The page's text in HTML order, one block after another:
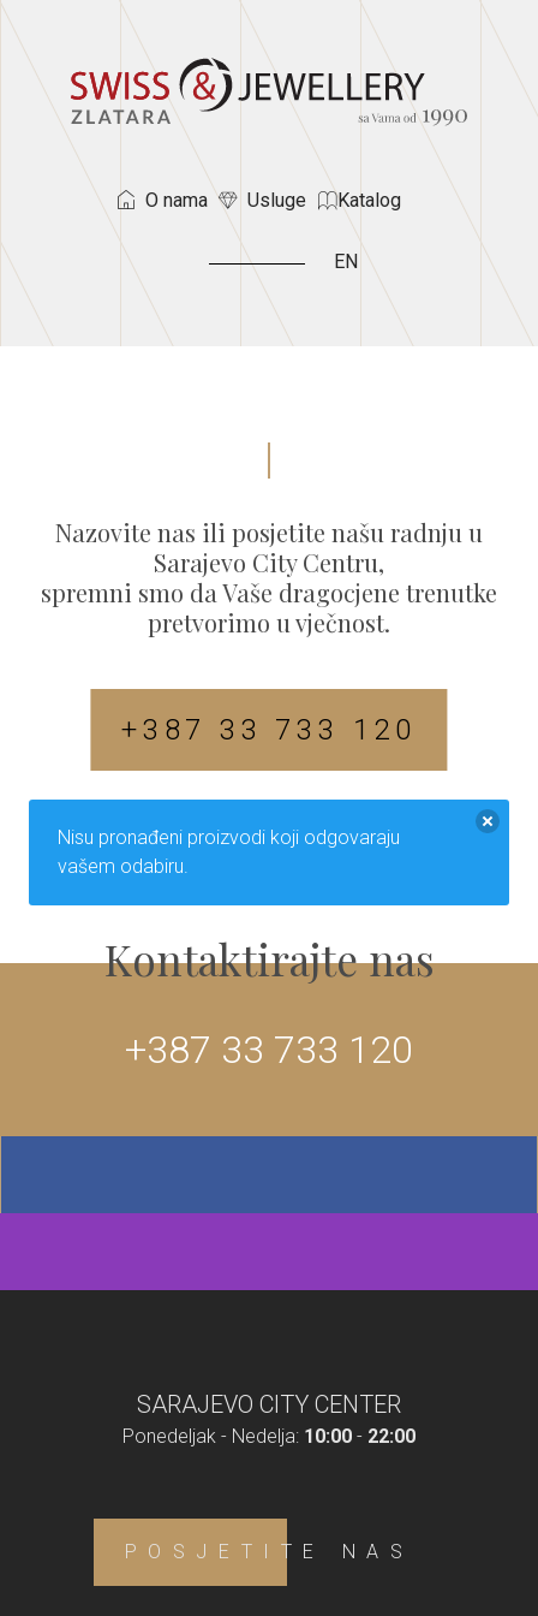
O nama Usluge Katalog
EN
Nazovite nas ili posjetite našu radnju u
Sarajevo City Centru,
spremni smo da Vaše dragocjene trenutke
pretvorimo u vječnost.
+387 33 733 120
Nisu pronađeni proizvodi koji odgovaraju
vašem odabiru.
Kontaktirajte nas
+387 33 733 120
SARAJEVO CITY CENTER
Ponedeljak - Nedelja: 10:00 - 22:00
POSJETITE NAS